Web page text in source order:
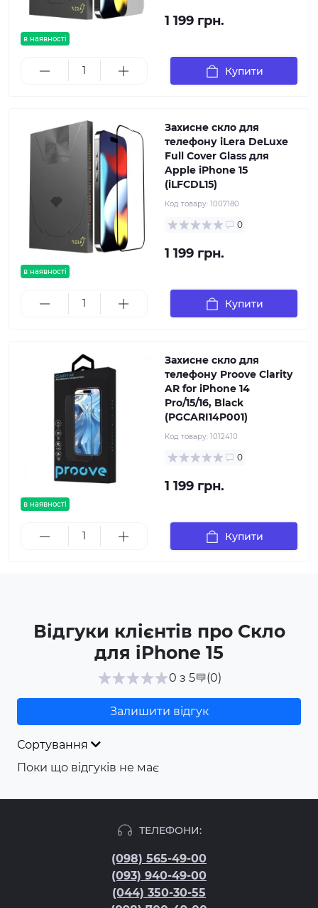
в наявності
1 199 грн.
Купити
в наявності
Захисне скло для
телефону iLera DeLuxe
Full Cover Glass для
Apple iPhone 15
(iLFCDL15)
Код товару: 1007180
0
1 199 грн.
Купити
в наявності
Захисне скло для
телефону Proove Clarity
AR for iPhone 14
Pro/15/16, Black
(PGCARI14P001)
Код товару: 1012410
0
1 199 грн.
Купити
Відгуки клієнтів про Скло
для iPhone 15
0 з 5 (0)
Залишити відгук
Сортування
Поки що відгуків не має
ТЕЛЕФОНИ:
(098) 565-49-00
(093) 940-49-00
(044) 350-30-55